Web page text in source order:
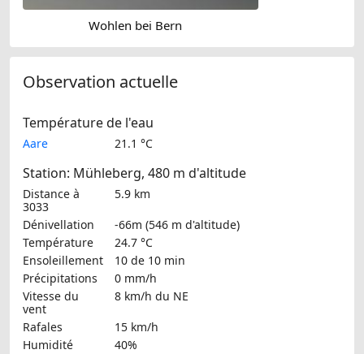
Wohlen bei Bern
Observation actuelle
Température de l'eau
Aare 21.1 °C
Station: Mühleberg, 480 m d'altitude
Distance à
3033
5.9 km
Dénivellation
-66m (546 m d'altitude)
Température
24.7 °C
Ensoleillement
10 de 10 min
Précipitations
0 mm/h
Vitesse du
vent
8 km/h du NE
Rafales
15 km/h
Humidité
40%